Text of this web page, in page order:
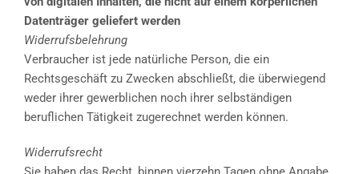
Datenträger geliefert werden
Widerrufsbelehrung
Verbraucher ist jede natürliche Person, die ein
Rechtsgeschäft zu Zwecken abschließt, die überwiegend
weder ihrer gewerblichen noch ihrer selbständigen
beruflichen Tätigkeit zugerechnet werden können.
Widerrufsrecht